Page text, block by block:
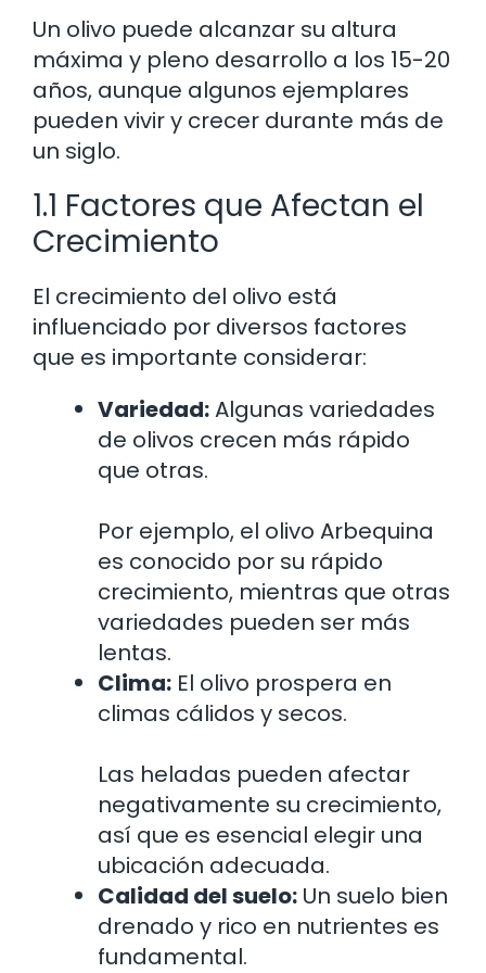
Un olivo puede alcanzar su altura
máxima y pleno desarrollo a los 15-20
años, aunque algunos ejemplares
pueden vivir y crecer durante más de
un siglo.
1.1 Factores que Afectan el
Crecimiento
El crecimiento del olivo está
influenciado por diversos factores
que es importante considerar:
Variedad:Algunas variedades
de olivos crecen más rápido
que otras.
Por ejemplo, el olivo Arbequina
es conocido por su rápido
crecimiento, mientras que otras
variedades pueden ser más
lentas.
Clima: El olivo prospera en
climas cálidos y secos.
Las heladas pueden afectar
negativamente su crecimiento,
así que es esencial elegir una
ubicación adecuada.
Calidad del suelo: Un suelo bien
drenado y rico en nutrientes es
fundamental.